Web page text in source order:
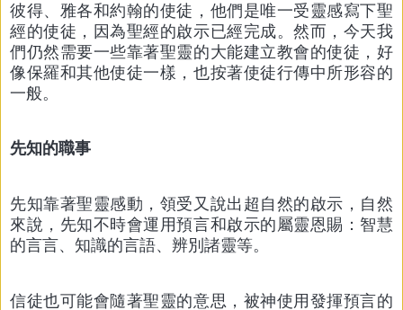
彼得、雅各和約翰的使徒，他們是唯一受靈感寫下聖
經的使徒，因為聖經的啟示已經完成。然而，今天我
們仍然需要一些靠著聖靈的大能建立教會的使徒，好
像保羅和其他使徒一樣，也按著使徒行傳中所形容的
一般。
先知的職事
先知靠著聖靈感動，領受又說出超自然的啟示，自然
來說，先知不時會運用預言和啟示的屬靈恩賜：智慧
的言言、知識的言語、辨別諸靈等。
信徒也可能會隨著聖靈的意思，被神使用發揮預言的